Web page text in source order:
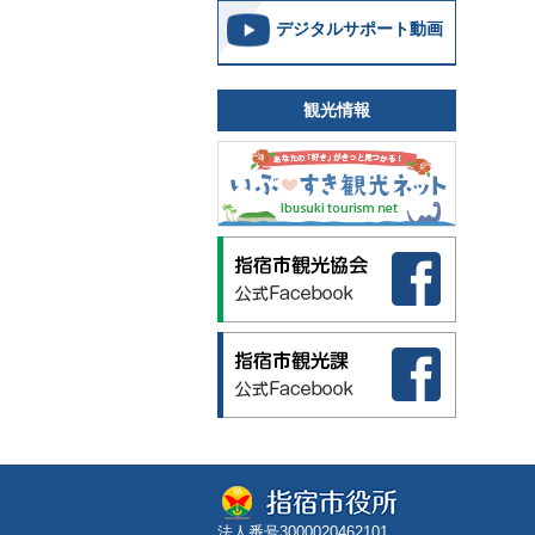
デジタルサポート動画
観光情報